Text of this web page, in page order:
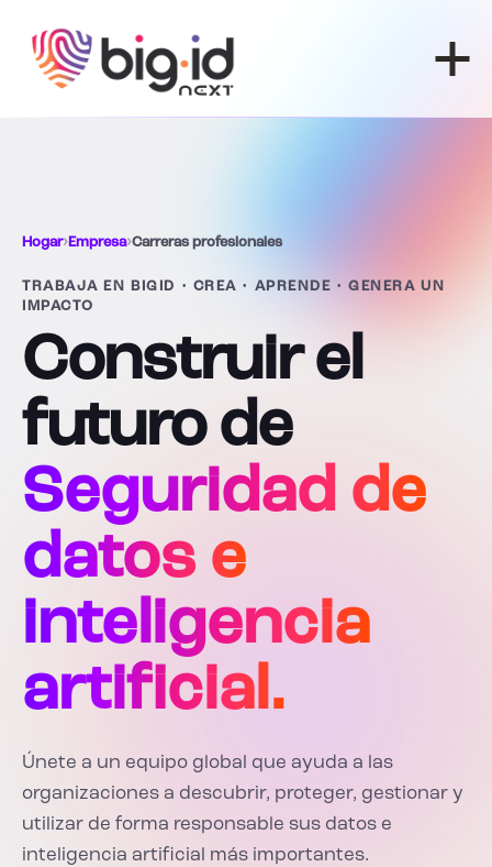
Hogar› Empresa›Carreras profesionales
TRABAJA EN BIGID • CREA • APRENDE • GENERA UN
IMPACTO
Construir el
futuro de
Seguridad de
datos e
inteligencia
artificial.
Únete a un equipo global que ayuda a las
organizaciones a descubrir, proteger, gestionar y
utilizar de forma responsable sus datos e
inteligencia artificial más importantes.